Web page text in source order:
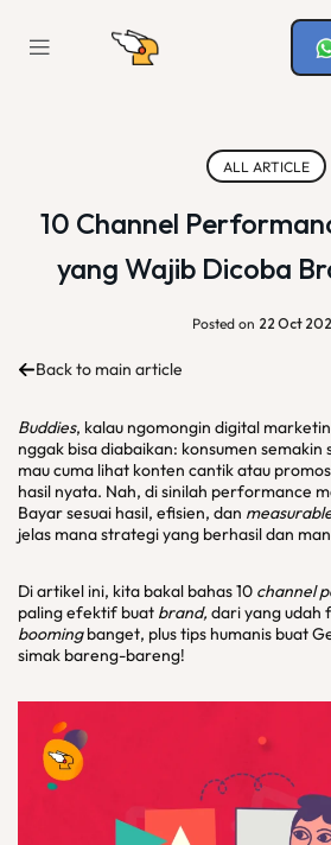
ALL ARTICLE
10 Channel
yang Wajib Dicoba
Posted on 22 Oct
Back to main article
Buddies, kalau ngomongin digital
nggak bisa diabaikan: konsumen
mau cuma lihat konten cantik atau
hasil nyata. Nah, di sinilah performance
Bayar sesuai hasil, efisien, dan
jelas mana strategi yang berhasil dan
Di artikel ini, kita bakal bahas 10 channel
paling efektif buat brand, dari yang udah
boomingbanget, plus tips humanis buat
simak bareng-bareng!